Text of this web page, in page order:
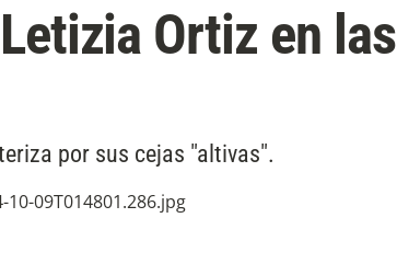
Ortiz en las
por sus cejas "altivas".